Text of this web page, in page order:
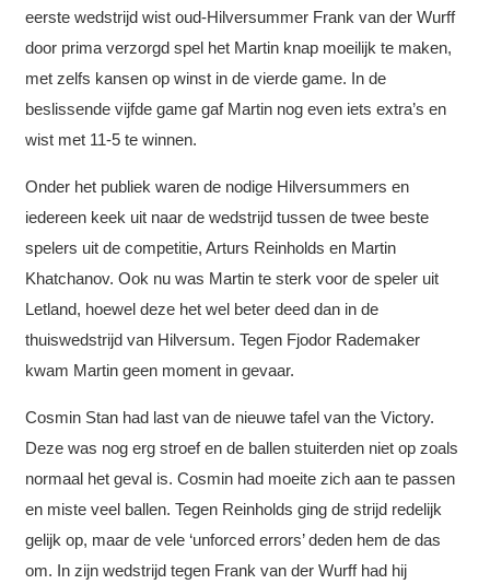
eerste wedstrijd wist oud-Hilversummer Frank van der Wurff
door prima verzorgd spel het Martin knap moeilijk te maken,
met zelfs kansen op winst in de vierde game. In de
beslissende vijfde game gaf Martin nog even iets extra’s en
wist met 11-5 te winnen.
Onder het publiek waren de nodige Hilversummers en
iedereen keek uit naar de wedstrijd tussen de twee beste
spelers uit de competitie, Arturs Reinholds en Martin
Khatchanov. Ook nu was Martin te sterk voor de speler uit
Letland, hoewel deze het wel beter deed dan in de
thuiswedstrijd van Hilversum. Tegen Fjodor Rademaker
kwam Martin geen moment in gevaar.
Cosmin Stan had last van de nieuwe tafel van the Victory.
Deze was nog erg stroef en de ballen stuiterden niet op zoals
normaal het geval is. Cosmin had moeite zich aan te passen
en miste veel ballen. Tegen Reinholds ging de strijd redelijk
gelijk op, maar de vele ‘unforced errors’ deden hem de das
om. In zijn wedstrijd tegen Frank van der Wurff had hij